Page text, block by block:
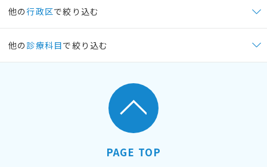
他の行政区で絞り込む
他の 診療科目で絞り込む
PAGE TOP